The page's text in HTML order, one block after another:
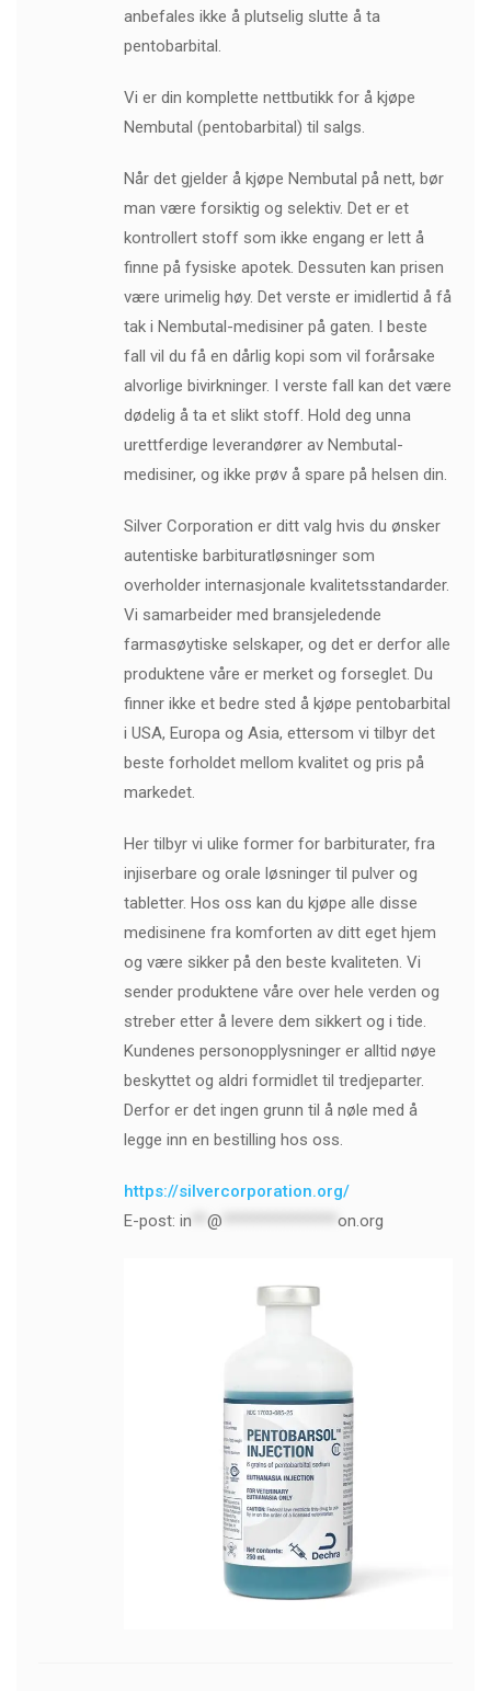
anbefales ikke å plutselig slutte å ta
pentobarbital.
Vi er din komplette nettbutikk for å kjøpe
Nembutal (pentobarbital) til salgs.
Når det gjelder å kjøpe Nembutal på nett, bør
man være forsiktig og selektiv. Det er et
kontrollert stoff som ikke engang er lett å
finne på fysiske apotek. Dessuten kan prisen
være urimelig høy. Det verste er imidlertid å få
tak i Nembutal-medisiner på gaten. I beste
fall vil du få en dårlig kopi som vil forårsake
alvorlige bivirkninger. I verste fall kan det være
dødelig å ta et slikt stoff. Hold deg unna
urettferdige leverandører av Nembutal-
medisiner, og ikke prøv å spare på helsen din.
Silver Corporation er ditt valg hvis du ønsker
autentiske barbituratløsninger som
overholder internasjonale kvalitetsstandarder.
Vi samarbeider med bransjeledende
farmasøytiske selskaper, og det er derfor alle
produktene våre er merket og forseglet. Du
finner ikke et bedre sted å kjøpe pentobarbital
i USA, Europa og Asia, ettersom vi tilbyr det
beste forholdet mellom kvalitet og pris på
markedet.
Her tilbyr vi ulike former for barbiturater, fra
injiserbare og orale løsninger til pulver og
tabletter. Hos oss kan du kjøpe alle disse
medisinene fra komforten av ditt eget hjem
og være sikker på den beste kvaliteten. Vi
sender produktene våre over hele verden og
streber etter å levere dem sikkert og i tide.
Kundenes personopplysninger er alltid nøye
beskyttet og aldri formidlet til tredjeparter.
Derfor er det ingen grunn til å nøle med å
legge inn en bestilling hos oss.
https://silvercorporation.org/
E-post: in @ on.org